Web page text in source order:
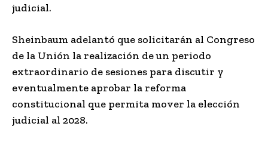
judicial.
Sheinbaum adelantó que solicitarán al Congreso
de la Unión la realización de un periodo
extraordinario de sesiones para discutir y
eventualmente aprobar la reforma
constitucional que permita mover la elección
judicial al 2028.